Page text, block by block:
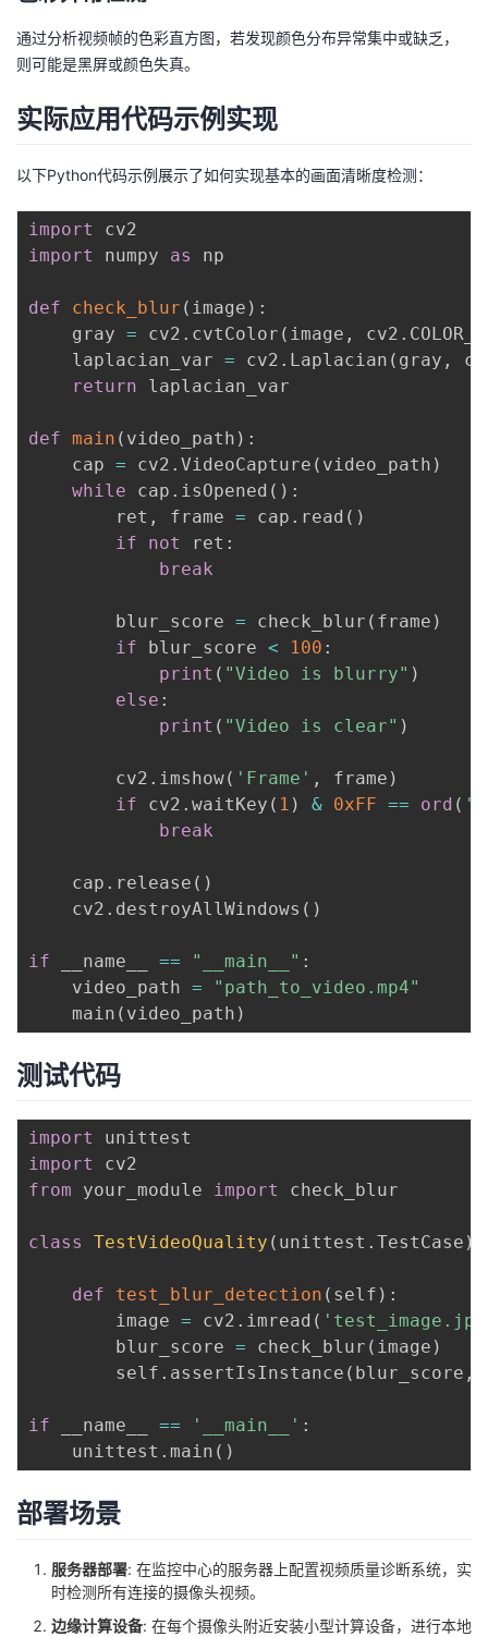
通过分析视频帧的色彩直方图，若发现颜色分布异常集中或缺乏，
则可能是黑屏或颜色失真。
实际应用代码示例实现
以下Python代码示例展示了如何实现基本的画面清晰度检测：
import
import
numpy as np
def check_blur ( image ) :
    gray
= cv2 . cvtColor ( image , cv2 .
    laplacian_var
= cv2 . Laplacian ( gray ,
return laplacian_var
def main ( video_path ) :
    cap
= cv2 . VideoCapture ( video_path )
while cap . isOpened ( ) :
        ret
, frame = cap . read ( )
if
not ret :
break
        blur_score
= check_blur ( frame )
if blur_score < 100 :
print ( "Video is blurry" )
else :
print ( "Video is clear" )
        cv2
. imshow( 'Frame' , frame )
if cv2 . waitKey ( 1 ) & 0xFF == ord (
break
    cap
. release ( )
    cv2
. destroyAllWindows ( )
if __name__ == "__main__" :
    video_path
=
"path_to_video.mp4"
    main
( video_path )
测试代码
import
import
from your_module import check_blur
class TestVideoQuality ( unittest . TestCase )
def test_blur_detection ( self ) :
        image
= cv2 . imread (
        blur_score
= check_blur ( image )
        self
. assertIsInstance ( blur_score ,
if __name__ == '__main__' :
    unittest
. main ( )
部署场景
服务器部署: 在监控中心的服务器上配置视频质量诊断系统，实
时检测所有连接的摄像头视频。
边缘计算设备: 在每个摄像头附近安装小型计算设备，进行本地